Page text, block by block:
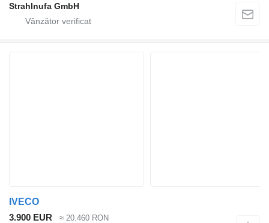
Strahlnufa GmbH
IVECO
3.900 EUR
≈ 20.460 RON